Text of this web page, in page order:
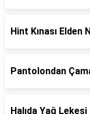
Hint Kınası Elden
Pantolondan
Halıda Yağ Lekesi